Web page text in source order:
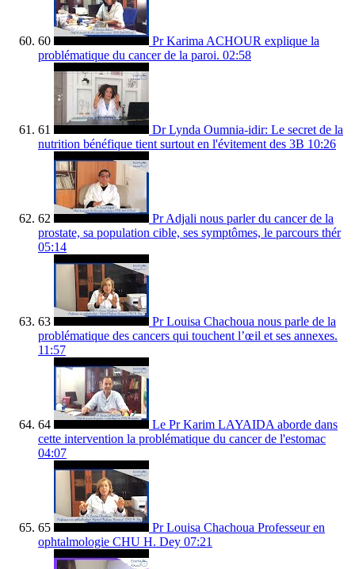
60
Pr Karima ACHOUR explique la
problématique du cancer de la paroi. 02:58
61
Dr Lynda Oumnia-idir: Le secret de la
nutrition bénéfique tient surtout en l'évitement des 3B 10:26
62
Pr Adjali nous parler du cancer de la
prostate, sa population cible, ses symptômes, le parcours thér
05:14
63
Pr Louisa Chachoua nous parle de la
problématique des cancers qui touchent l’œil et ses annexes.
11:57
64
Le Pr Karim LAYAIDA aborde dans
cette intervention la problématique du cancer de l'estomac
04:07
65
Pr Louisa Chachoua Professeur en
ophtalmologie CHU H. Dey 07:21